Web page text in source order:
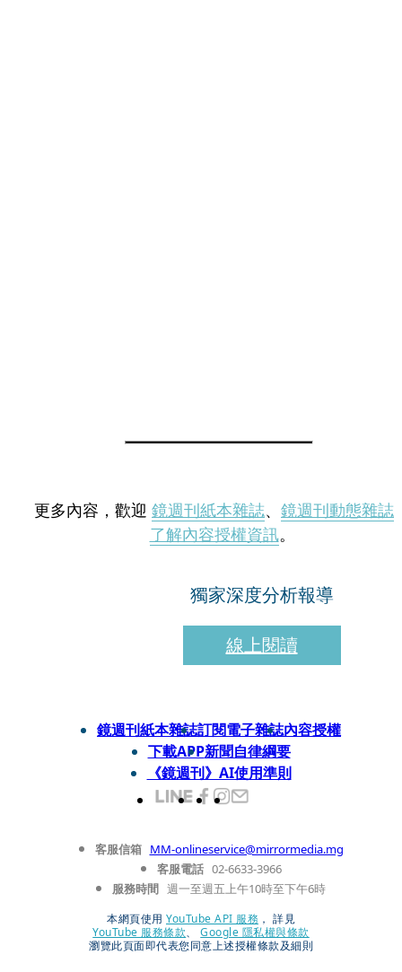
更多內容，歡迎 鏡週刊紙本雜誌、 鏡週刊動態雜誌
了解內容授權資訊。
獨家深度分析報導
線上閱讀
鏡週刊紙本雜誌訂閱電子雜誌內容授權
下載APP新聞自律綱要
《鏡週刊》AI使用準則
客服信箱 MM-onlineservice@mirrormedia.mg
客服電話 02-6633-3966
服務時間 週一至週五上午10時至下午6時
本網頁使用 YouTube API 服務 ， 詳見
YouTube 服務條款、
Google 隱私權與條款
瀏覽此頁面即代表您同意上述授權條款及細則